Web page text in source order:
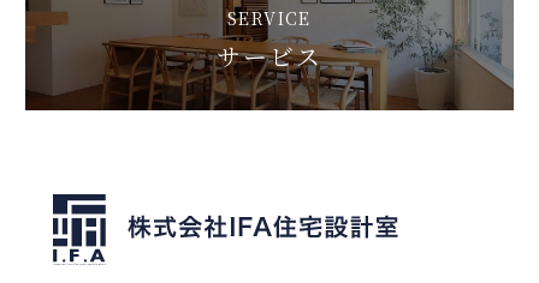
SERVICE
サービス